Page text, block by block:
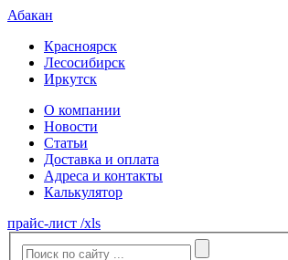
Абакан
Красноярск
Лесосибирск
Иркутск
О компании
Новости
Статьи
Доставка и оплата
Адреса и контакты
Калькулятор
прайс-лист /xls